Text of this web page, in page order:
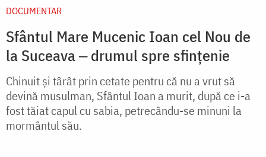
DOCUMENTAR
Sfântul Mare Mucenic Ioan cel Nou de
la Suceava ‒ drumul spre sfințenie
Chinuit și târât prin cetate pentru că nu a vrut să
devină musulman, Sfântul Ioan a murit, după ce i-a
fost tăiat capul cu sabia, petrecându-se minuni la
mormântul său.